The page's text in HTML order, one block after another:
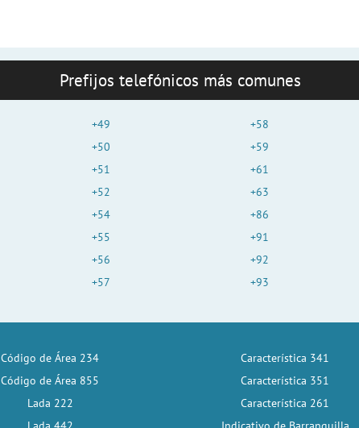
Prefijos telefónicos más comunes
+49
+50
+51
+52
+54
+55
+56
+57
+58
+59
+61
+63
+86
+91
+92
+93
Código de Área 234
Código de Área 855
Lada 222
Característica 341
Característica 351
Característica 261